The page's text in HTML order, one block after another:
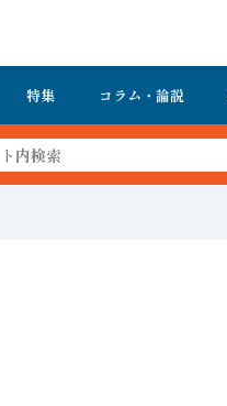
特集 コラム・論説